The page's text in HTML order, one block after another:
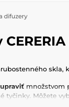
difuzery
skla,
množstvom
tyčinky. Môžete